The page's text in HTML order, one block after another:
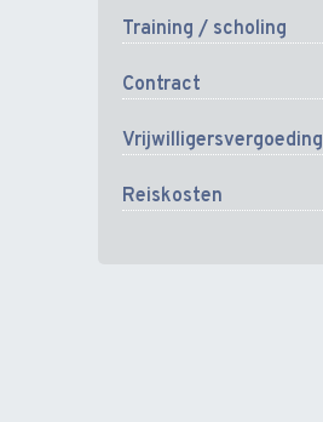
Training / scholing
Contract
Vrijwilligersvergoeding
Reiskosten